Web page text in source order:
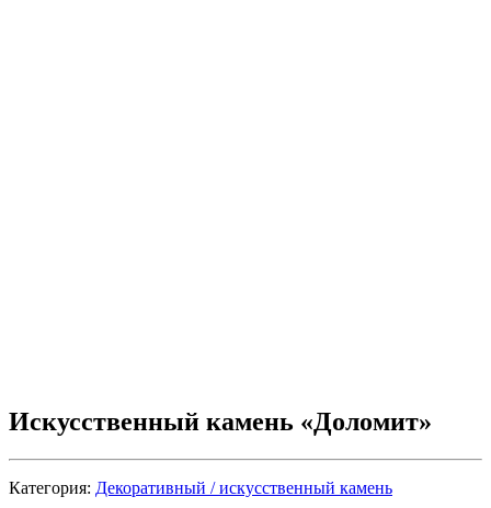
Искусственный камень «Доломит»
Категория: Декоративный / искусственный камень